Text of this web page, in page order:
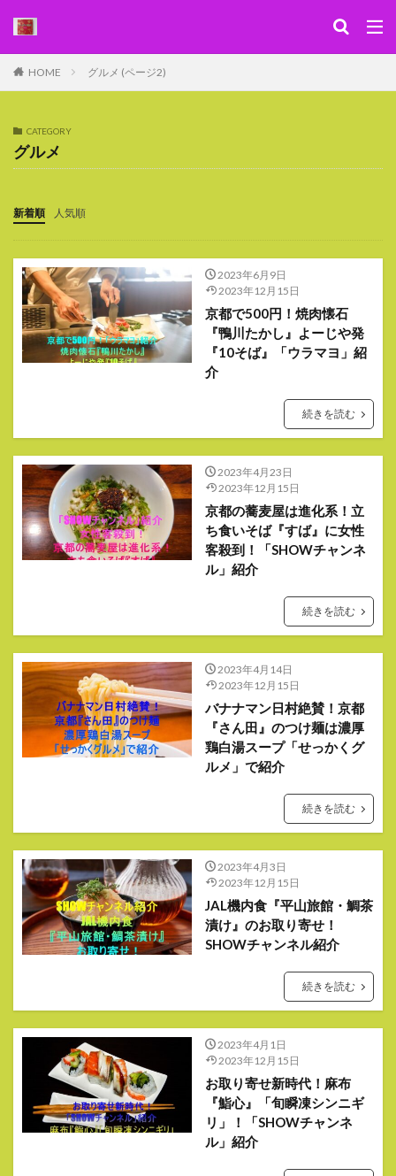
HOME グルメ (ページ2)
CATEGORY
グルメ
新着順 人気順
2023年6月9日
2023年12月15日
京都で500円！焼肉懐石
『鴨川たかし』よーじや発
『10そば』「ウラマヨ」紹
介
続きを読む
2023年4月23日
2023年12月15日
京都の蕎麦屋は進化系！立
ち食いそば『すば』に女性
客殺到！「SHOWチャンネ
ル」紹介
続きを読む
2023年4月14日
2023年12月15日
バナナマン日村絶賛！京都
『さん田』のつけ麺は濃厚
鶏白湯スープ「せっかくグ
ルメ」で紹介
続きを読む
2023年4月3日
2023年12月15日
JAL機内食『平山旅館・鯛茶
漬け』のお取り寄せ！
SHOWチャンネル紹介
続きを読む
2023年4月1日
2023年12月15日
お取り寄せ新時代！麻布
『鮨心』「旬瞬凍シンニギ
リ」！「SHOWチャンネ
ル」紹介
WEB デザイン SEO
カテゴリー